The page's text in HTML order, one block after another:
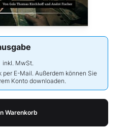
inkl. MwSt.
E-Mail. Außerdem können Sie
Konto downloaden.
Warenkorb